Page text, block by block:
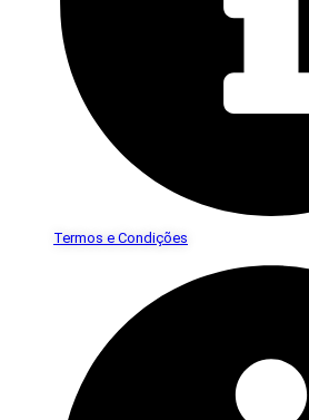
Termos e Condições